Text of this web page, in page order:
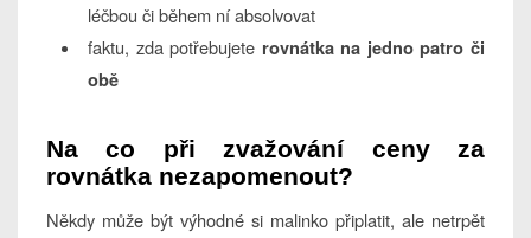
léčbou či během ní absolvovat
faktu, zda potřebujete rovnátka na jedno patro či
obě
Na co při zvažování ceny za
rovnátka nezapomenout?
Někdy může být výhodné si malinko připlatit, ale netrpět